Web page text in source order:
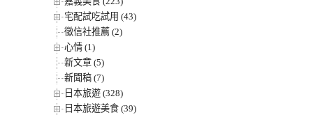
宅配試吃試用 (43)
徵信社推薦 (2)
心情 (1)
新文章 (5)
新聞稿 (7)
日本旅遊 (328)
日本旅遊美食 (39)